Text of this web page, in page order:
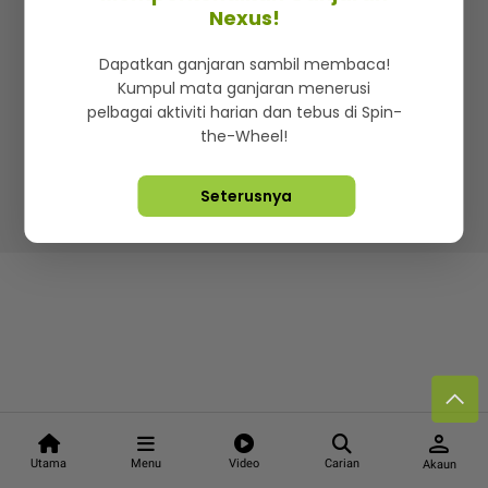
Utama Menu Video Carian
person
Akaun
Iklan di SMG360
Terma & Syarat Dasar Privasi
Lebih hot, viral dan sensasi
Hakcipta Terpelihara ©2026. Star Media Group Berhad
Nexus!
Dapatkan ganjaran sambil membaca!
Kumpul mata ganjaran menerusi
pelbagai aktiviti harian dan tebus di Spin-
the-Wheel!
Seterusnya